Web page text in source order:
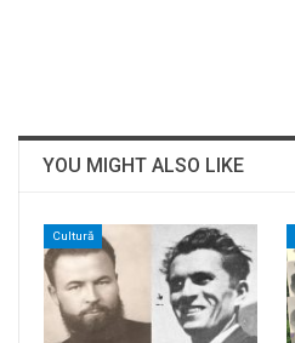
YOU MIGHT ALSO LIKE
Cultură